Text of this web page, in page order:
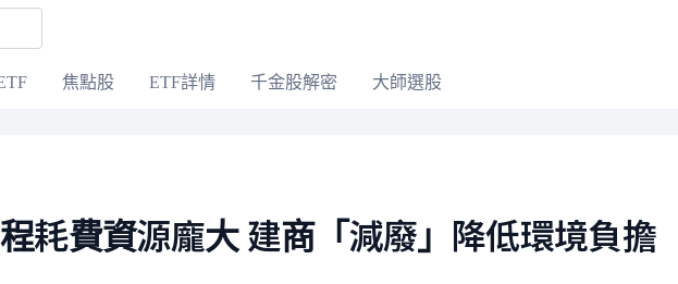
焦點股 ETF詳情 千金股解密 大師選股
耗費資源龐大 建商「減廢」降低環境負擔